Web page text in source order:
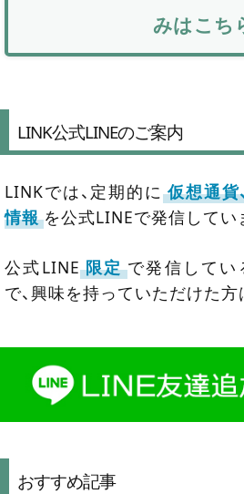
みはこち
LINK公式LINEのご案内
LINKでは、定期的に 仮想通貨
情報 を公式LINEで発信してい
公式LINE 限定 で発信して
で、興味を持っていただけた方
おすすめ記事